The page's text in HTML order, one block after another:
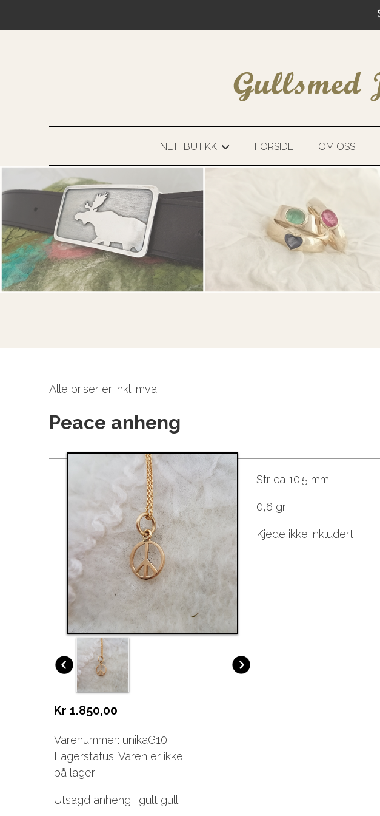
NETTBUTIKK FORSIDE OM OSS
Alle priser er inkl. mva.
Peace anheng
Kr 1.850,00
Varenummer: unikaG10
Lagerstatus: Varen er ikke
på lager
Utsagd anheng i gult gull
Str ca 10.5 mm
0,6 gr
Kjede ikke inkludert